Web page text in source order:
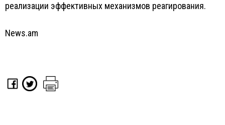
реализации эффективных механизмов реагирования.
News.am